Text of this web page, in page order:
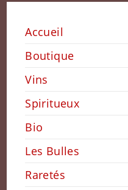
Accueil
Boutique
Vins
Spiritueux
Bio
Les Bulles
Raretés